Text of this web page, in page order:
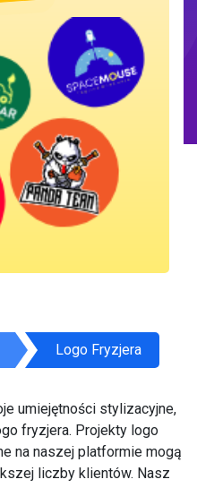
Logo Fryzjera
umiejętności stylizacyjne,
fryzjera. Projekty logo
na naszej platformie mogą
liczby klientów. Nasz